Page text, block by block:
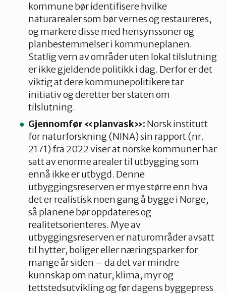
kommune bør identifisere hvilke
naturarealer som bør vernes og restaureres,
og markere disse med hensynssoner og
planbestemmelser i kommuneplanen.
Statlig vern av områder uten lokal tilslutning
er ikke gjeldende politikk i dag. Derfor er det
viktig at dere kommunepolitikere tar
initiativ og deretter ber staten om
tilslutning.
Gjennomfør «planvask»: Norsk institutt
for naturforskning (NINA) sin rapport (nr.
2171) fra 2022 viser at norske kommuner har
satt av enorme arealer til utbygging som
ennå ikke er utbygd. Denne
utbyggingsreserven er mye større enn hva
det er realistisk noen gang å bygge i Norge,
så planene bør oppdateres og
realitetsorienteres. Mye av
utbyggingsreserven er naturområder avsatt
til hytter, boliger eller næringsparker for
mange år siden – da det var mindre
kunnskap om natur, klima, myr og
tettstedsutvikling og før dagens byggepress